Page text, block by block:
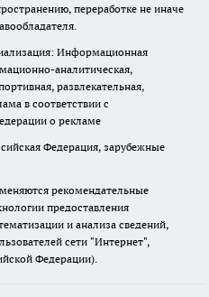
переработке не иначе
Информационная
аналитическая,
развлекательная,
в соответствии с
о рекламе
Федерация, зарубежные
рекомендательные
предоставления
и анализа сведений,
сети "Интернет",
Федерации).